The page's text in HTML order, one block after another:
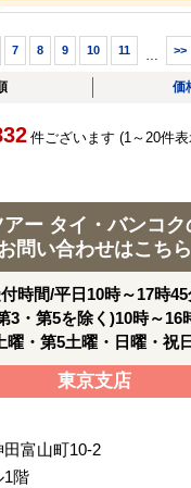
価
7 8 9 10 11 … >>
件ございます (1～20件
ー タイ・バンコ
問い合わせはこちら
時間/平日10時～17時
3・第5を除く)10時～16
曜・第5土曜・日曜・祝
東京支店
富山町10-2
1階